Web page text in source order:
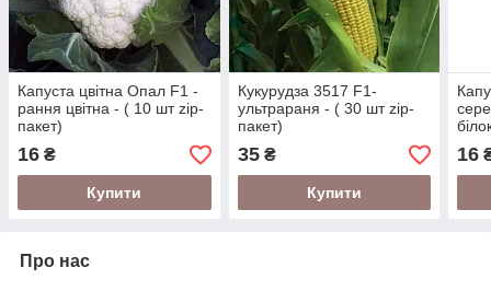
Капуста цвітна Опал F1 -
рання цвітна - ( 10 шт zip-
пакет)
16 ₴
Купити
Кукурудза 3517 F1-
ультрараня - ( 30 шт zip-
пакет)
35₴
Купити
16
Про нас